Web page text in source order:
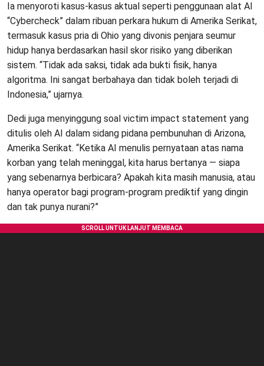
Ia menyoroti kasus-kasus aktual seperti penggunaan alat AI
“Cybercheck” dalam ribuan perkara hukum di Amerika Serikat,
termasuk kasus pria di Ohio yang divonis penjara seumur
hidup hanya berdasarkan hasil skor risiko yang diberikan
sistem. “Tidak ada saksi, tidak ada bukti fisik, hanya
algoritma. Ini sangat berbahaya dan tidak boleh terjadi di
Indonesia,” ujarnya.
Dedi juga menyinggung soal victim impact statement yang
ditulis oleh AI dalam sidang pidana pembunuhan di Arizona,
Amerika Serikat. “Ketika AI menulis pernyataan atas nama
korban yang telah meninggal, kita harus bertanya — siapa
yang sebenarnya berbicara? Apakah kita masih manusia, atau
hanya operator bagi program-program prediktif yang dingin
dan tak punya nurani?”